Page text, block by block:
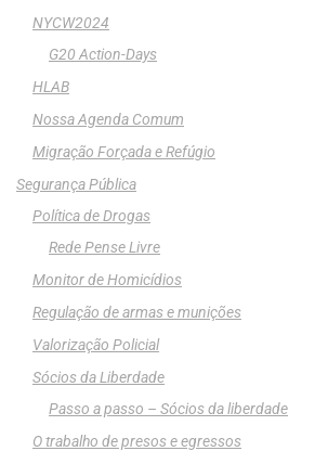
NYCW2024
G20 Action-Days
HLAB
Nossa Agenda Comum
Migração Forçada e Refúgio
Segurança Pública
Política de Drogas
Rede Pense Livre
Monitor de Homicídios
Regulação de armas e munições
Valorização Policial
Sócios da Liberdade
Passo a passo – Sócios da liberdade
O trabalho de presos e egressos